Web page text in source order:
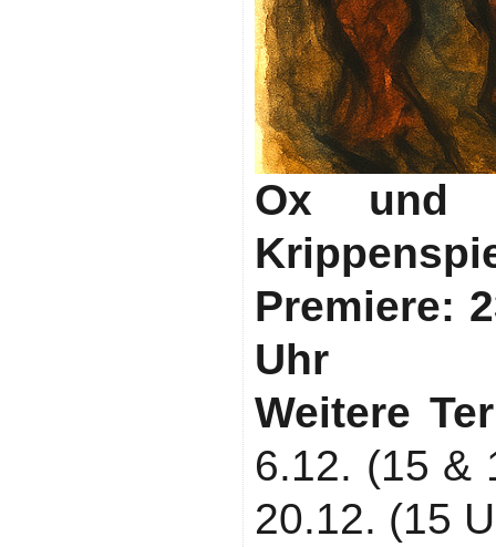
Ox und
Premiere:
Uhr
Weitere
6.12. (15 &
20.12. (15